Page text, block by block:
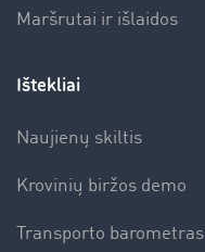
Maršrutai ir išlaidos
Ištekliai
Naujienų skiltis
Krovinių biržos demo
Transporto barometras